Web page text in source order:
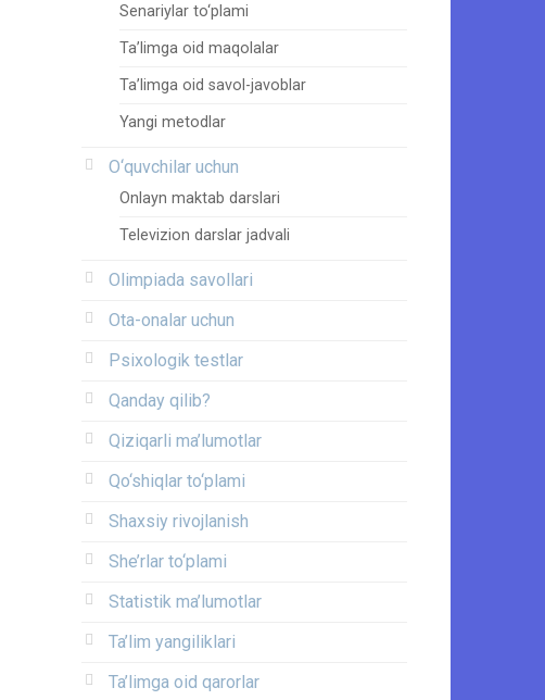
Senariylar to‘plami
Ta’limga oid maqolalar
Ta’limga oid savol-javoblar
Yangi metodlar
O‘quvchilar uchun
Onlayn maktab darslari
Televizion darslar jadvali
Olimpiada savollari
Ota-onalar uchun
Psixologik testlar
Qanday qilib?
Qiziqarli ma’lumotlar
Qo‘shiqlar to‘plami
Shaxsiy rivojlanish
She’rlar to‘plami
Statistik ma’lumotlar
Ta’lim yangiliklari
Ta’limga oid qarorlar